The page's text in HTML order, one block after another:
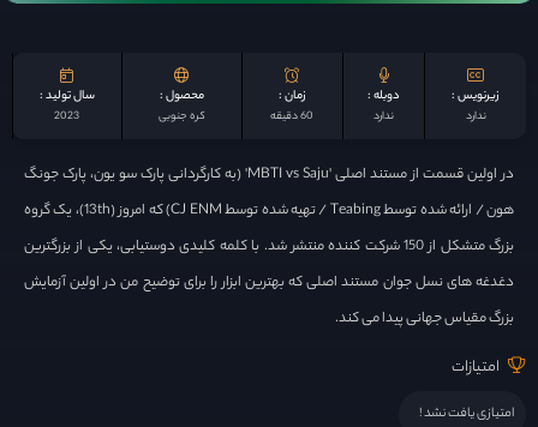
زیرنویس :
ندارد
دوبله :
ندارد
زمان :
60 دقیقه
محصول :
کره جنوبی
سال تولید :
2023
در اولین قسمت از مستند اصلی 'MBTI vs Saju' (به کارگردانی پارک سو یون، پارک جونگ
هون / ارائه شده توسط Teabing / تهیه شده توسط CJ ENM) که امروز (13th)، یک گروه
بزرگ متشکل از 150 شرکت کننده منتشر شد. با کلمه کلیدی دوستیابی، یکی از بزرگترین
دغدغه های نسل جوان مستند اصلی که بهترین ابزار را برای توضیح من در اولین آزمایش
بزرگ مقیاس جهانی پیدا می کند.
امتیازات
امتیازی یافت نشد !